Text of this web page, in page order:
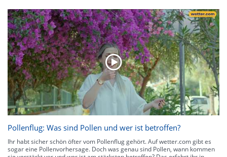
Pollenflug: Was sind Pollen und wer ist betroffen?
Ihr habt sicher schön öfter vom Pollenflug gehört. Auf wetter.com gibt es
sogar eine Pollenvorhersage. Doch was genau sind Pollen, wann kommen